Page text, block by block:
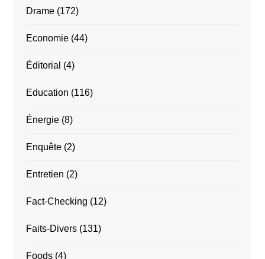
Drame(172)
Economie(44)
Éditorial (4)
Education (116)
Énergie(8)
Enquête(2)
Entretien (2)
Fact-Checking (12)
Faits-Divers(131)
Foods(4)